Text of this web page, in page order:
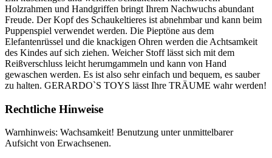
Holzrahmen und Handgriffen bringt Ihrem Nachwuchs abundant
Freude. Der Kopf des Schaukeltieres ist abnehmbar und kann beim
Puppenspiel verwendet werden. Die Pieptöne aus dem
Elefantenrüssel und die knackigen Ohren werden die Achtsamkeit
des Kindes auf sich ziehen. Weicher Stoff lässt sich mit dem
Reißverschluss leicht herumgammeln und kann von Hand
gewaschen werden. Es ist also sehr einfach und bequem, es sauber
zu halten. GERARDO`S TOYS lässt Ihre TRÄUME wahr werden!
Rechtliche Hinweise
Warnhinweis: Wachsamkeit! Benutzung unter unmittelbarer
Aufsicht von Erwachsenen.